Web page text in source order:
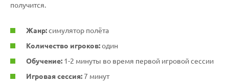
получится.
Жанр:симулятор полёта
Количество игроков:один
Обучение: 1-2 минуты во время первой игровой сессии
Игровая сессия:7 минут